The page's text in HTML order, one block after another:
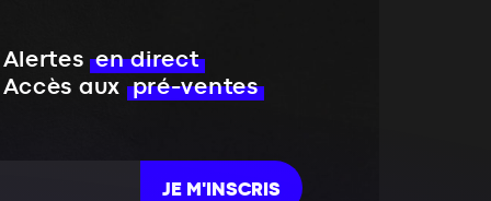
Alertes en direct
Accès aux pré-ventes
JE M'INSCRIS